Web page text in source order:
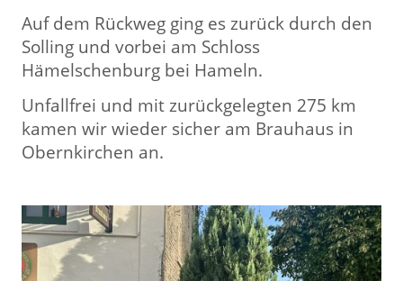
Auf dem Rückweg ging es zurück durch den
Solling und vorbei am Schloss
Hämelschenburg bei Hameln.
Unfallfrei und mit zurückgelegten 275 km
kamen wir wieder sicher am Brauhaus in
Obernkirchen an.